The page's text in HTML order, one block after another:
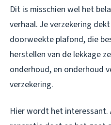
Dit is misschien wel het
verhaal. Je verzekering
doorweekte plafond, die
herstellen van de lekkage
onderhoud, en onderhoud
verzekering.
Hier wordt het interessant.